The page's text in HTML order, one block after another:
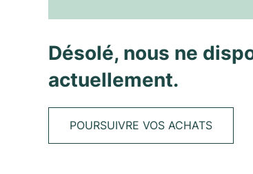
Désolé, nous ne
actuellement.
POURSUIVRE VOS ACHATS